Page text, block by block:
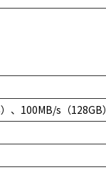
、100MB/s（128GB）